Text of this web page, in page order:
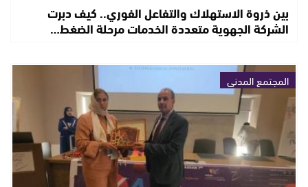
بين ذروة الاستهلاك والتفاعل الفوري.. كيف دبرت
الشركة الجهوية متعددة الخدمات مرحلة الضغط…
المجتمع المدني